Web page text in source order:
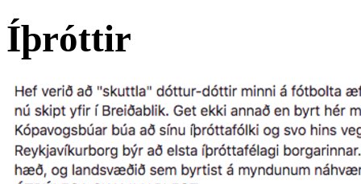
Íþróttir